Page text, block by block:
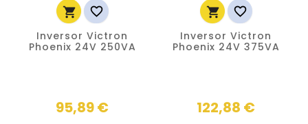
 
Inversor Victron
Phoenix 24V 250VA
95,89 €
 
Inversor Victron
Phoenix 24V 375VA
122,88 €